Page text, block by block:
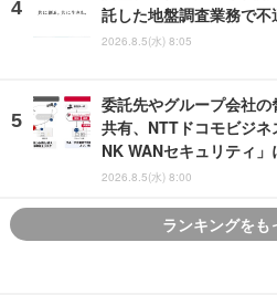
託した地盤調査業務で不
2026.8.5(水) 8:05
委託先やグループ会社
共有、NTTドコモビジ
NK WANセキュリティ」
2026.8.5(水) 8:00
ランキングをも